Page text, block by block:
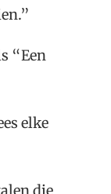
“Een
elke